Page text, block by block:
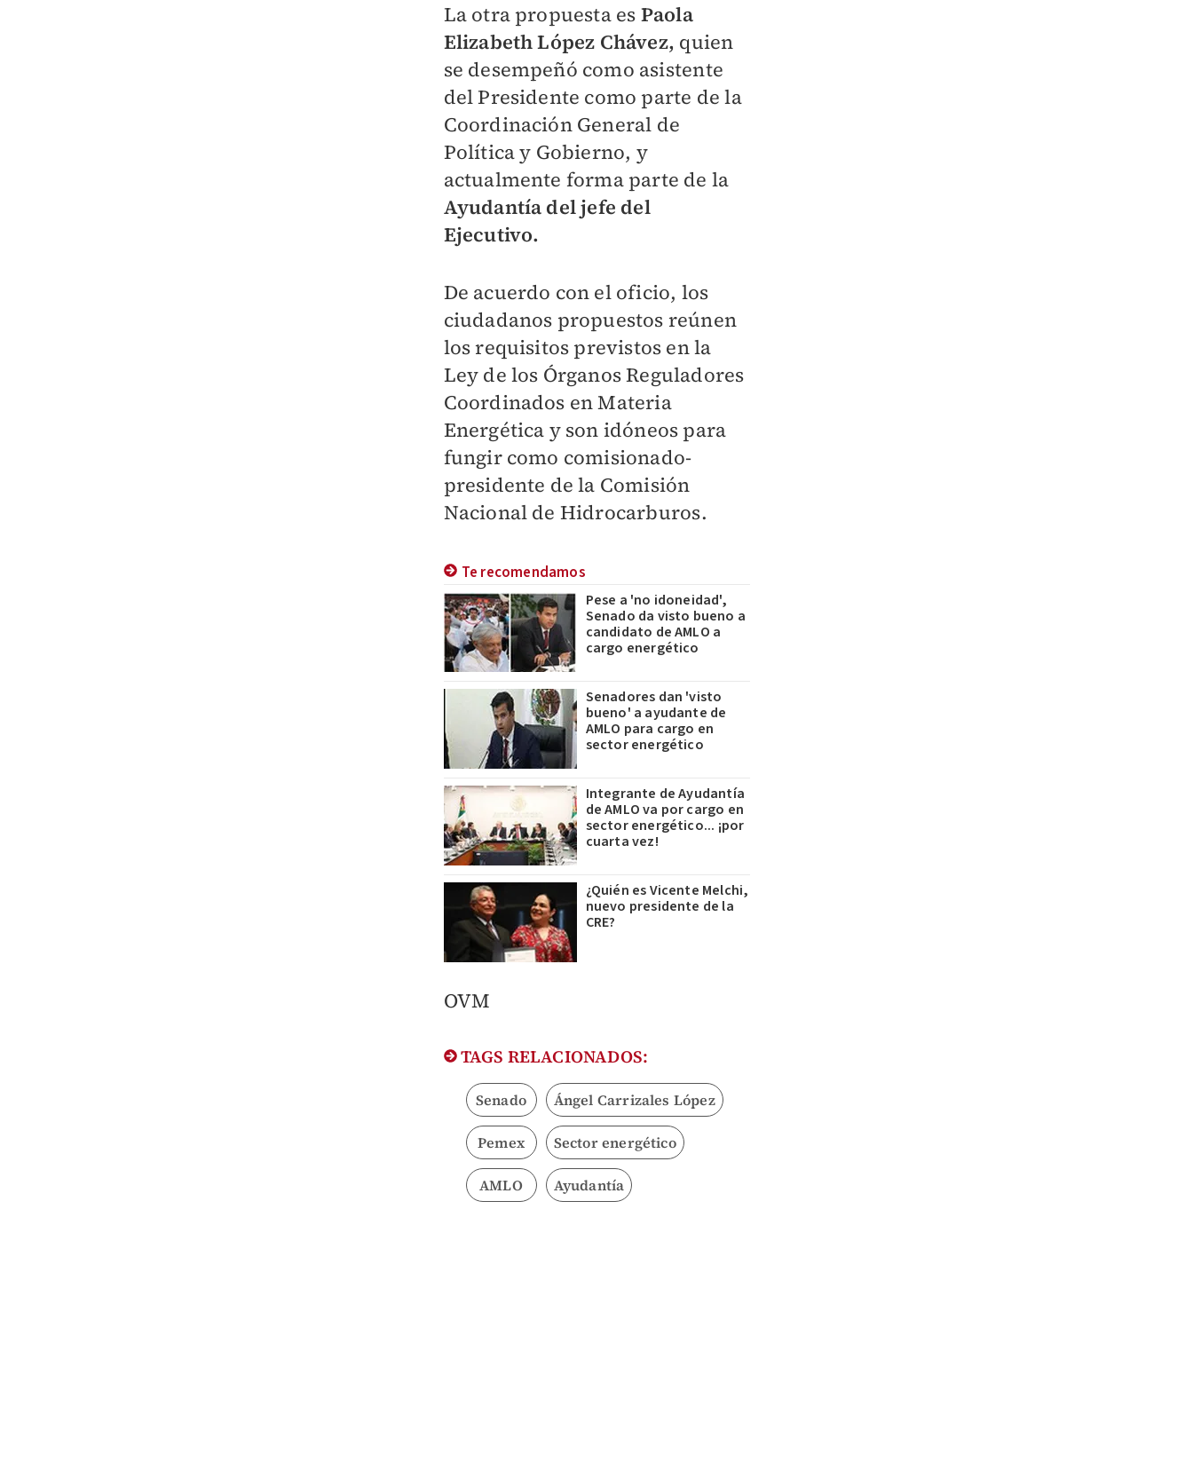
La otra propuesta es Paola
Elizabeth López Chávez, quien
se desempeñó como asistente
del Presidente como parte de la
Coordinación General de
Política y Gobierno, y
actualmente forma parte de la
Ayudantía del jefe del
Ejecutivo.
De acuerdo con el oficio, los
ciudadanos propuestos reúnen
los requisitos previstos en la
Ley de los Órganos Reguladores
Coordinados en Materia
Energética y son idóneos para
fungir como comisionado-
presidente de la Comisión
Nacional de Hidrocarburos.
Te recomendamos
Pese a 'no idoneidad',
Senado da visto bueno a
candidato de AMLO a
cargo energético
Senadores dan 'visto
bueno' a ayudante de
AMLO para cargo en
sector energético
Integrante de Ayudantía
de AMLO va por cargo en
sector energético... ¡por
cuarta vez!
¿Quién es Vicente Melchi,
nuevo presidente de la
CRE?
OVM​
TAGS RELACIONADOS:
Senado Ángel Carrizales López
Pemex Sector energético
AMLO Ayudantía